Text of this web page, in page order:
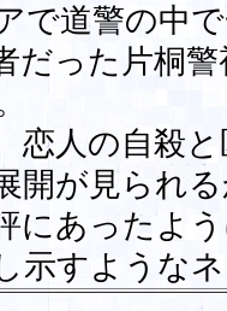
道警の中
だった片桐
恋人の自殺
開が見られ
あったよう
示すような